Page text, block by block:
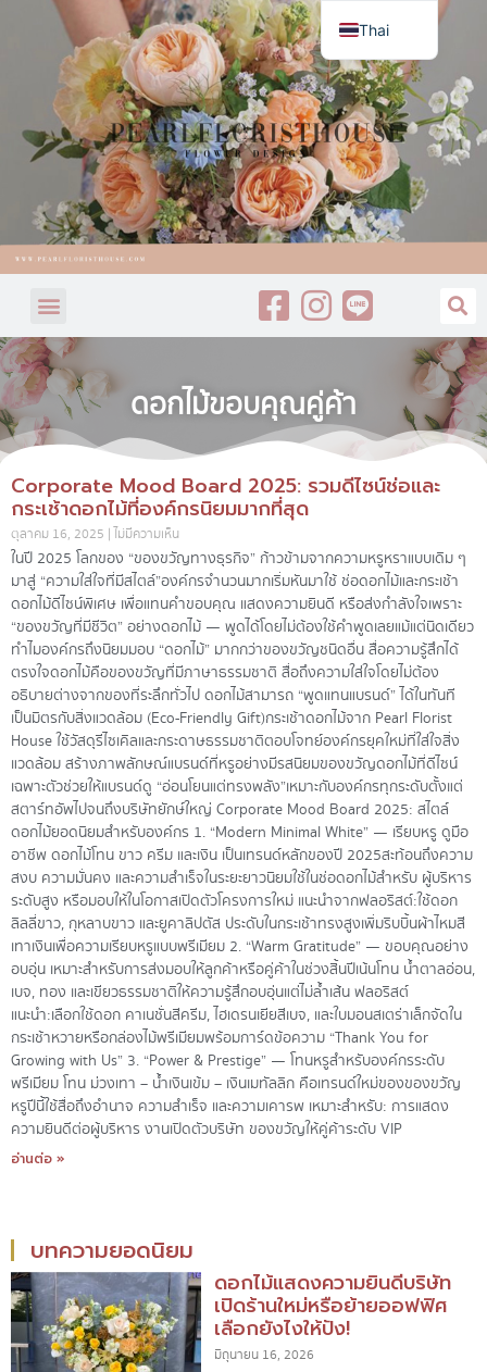
ดอกไม้ขอบคุณคู่ค้า
Corporate Mood Board 2025: รวมดีไซน์ช่อและ
กระเช้าดอกไม้ที่องค์กรนิยมมากที่สุด
ตุลาคม 16, 2025 ไม่มีความเห็น
ในปี 2025 โลกของ “ของขวัญทางธุรกิจ” ก้าวข้ามจากความหรูหราแบบเดิม ๆ
มาสู่ “ความใส่ใจที่มีสไตล์”องค์กรจำนวนมากเริ่มหันมาใช้ ช่อดอกไม้และกระเช้า
ดอกไม้ดีไซน์พิเศษ เพื่อแทนคำขอบคุณ แสดงความยินดี หรือส่งกำลังใจเพราะ
“ของขวัญที่มีชีวิต” อย่างดอกไม้ — พูดได้โดยไม่ต้องใช้คำพูดเลยแม้แต่นิดเดียว
ทำไมองค์กรถึงนิยมมอบ “ดอกไม้” มากกว่าของขวัญชนิดอื่น สื่อความรู้สึกได้
ตรงใจดอกไม้คือของขวัญที่มีภาษาธรรมชาติ สื่อถึงความใส่ใจโดยไม่ต้อง
อธิบายต่างจากของที่ระลึกทั่วไป ดอกไม้สามารถ “พูดแทนแบรนด์” ได้ในทันที
เป็นมิตรกับสิ่งแวดล้อม (Eco-Friendly Gift)กระเช้าดอกไม้จาก Pearl Florist
House ใช้วัสดุรีไซเคิลและกระดาษธรรมชาติตอบโจทย์องค์กรยุคใหม่ที่ใส่ใจสิ่ง
แวดล้อม สร้างภาพลักษณ์แบรนด์ที่หรูอย่างมีรสนิยมของขวัญดอกไม้ที่ดีไซน์
เฉพาะตัวช่วยให้แบรนด์ดู “อ่อนโยนแต่ทรงพลัง”เหมาะกับองค์กรทุกระดับตั้งแต่
สตาร์ทอัพไปจนถึงบริษัทยักษ์ใหญ่ Corporate Mood Board 2025: สไตล์
ดอกไม้ยอดนิยมสำหรับองค์กร 1. “Modern Minimal White” — เรียบหรู ดูมือ
อาชีพ ดอกไม้โทน ขาว ครีม และเงิน เป็นเทรนด์หลักของปี 2025สะท้อนถึงความ
สงบ ความมั่นคง และความสำเร็จในระยะยาวนิยมใช้ในช่อดอกไม้สำหรับ ผู้บริหาร
ระดับสูง หรือมอบให้ในโอกาสเปิดตัวโครงการใหม่ แนะนำจากฟลอริสต์:ใช้ดอก
ลิลลี่ขาว, กุหลาบขาว และยูคาลิปตัส ประดับในกระเช้าทรงสูงเพิ่มริบบิ้นผ้าไหมสี
เทาเงินเพื่อความเรียบหรูแบบพรีเมียม 2. “Warm Gratitude” — ขอบคุณอย่าง
อบอุ่น เหมาะสำหรับการส่งมอบให้ลูกค้าหรือคู่ค้าในช่วงสิ้นปีเน้นโทน น้ำตาลอ่อน,
เบจ, ทอง และเขียวธรรมชาติให้ความรู้สึกอบอุ่นแต่ไม่ล้ำเส้น ฟลอริสต์
แนะนำ:เลือกใช้ดอก คาเนชั่นสีครีม, ไฮเดรนเยียสีเบจ, และใบมอนสเตร่าเล็กจัดใน
กระเช้าหวายหรือกล่องไม้พรีเมียมพร้อมการ์ดข้อความ “Thank You for
Growing with Us” 3. “Power & Prestige” — โทนหรูสำหรับองค์กรระดับ
พรีเมียม โทน ม่วงเทา – น้ำเงินเข้ม – เงินเมทัลลิก คือเทรนด์ใหม่ของของขวัญ
หรูปีนี้ใช้สื่อถึงอำนาจ ความสำเร็จ และความเคารพ เหมาะสำหรับ: การแสดง
ความยินดีต่อผู้บริหาร งานเปิดตัวบริษัท ของขวัญให้คู่ค้าระดับ VIP
อ่านต่อ »
บทความยอดนิยม
ดอกไม้แสดงความยินดีบริษัท
เปิดร้านใหม่หรือย้ายออฟฟิศ
เลือกยังไงให้ปัง!
มิถุนายน 16, 2026
Thai
English